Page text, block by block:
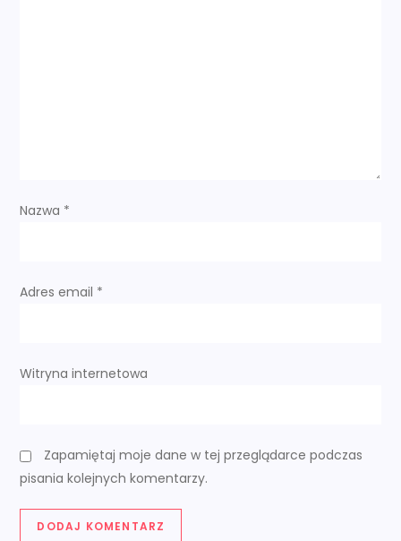
s
Nazwa *
Adres email *
Witryna internetowa
Zapamiętaj moje dane w tej przeglądarce podczas
pisania kolejnych komentarzy.